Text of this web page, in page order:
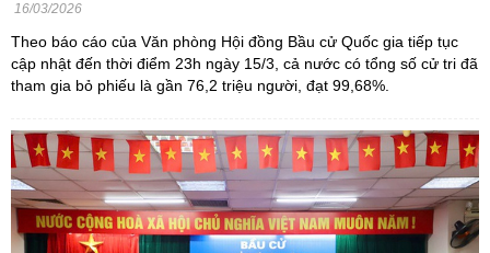
16/03/2026
Theo báo cáo của Văn phòng Hội đồng Bầu cử Quốc gia tiếp tục
cập nhật đến thời điểm 23h ngày 15/3, cả nước có tổng số cử tri đã
tham gia bỏ phiếu là gần 76,2 triệu người, đạt 99,68%.